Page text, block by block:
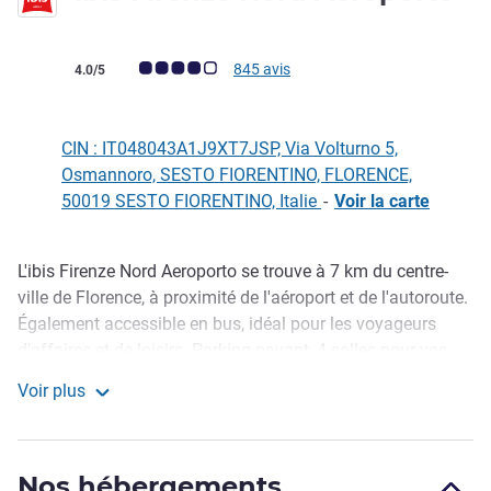
Note Avis clients (Note ALL)
4.0/5 845 avis
CIN : IT048043A1J9XT7JSP, Via Volturno 5,
Osmannoro, SESTO FIORENTINO, FLORENCE,
50019 SESTO FIORENTINO, Italie - Voir la carte
Description
L'ibis Firenze Nord Aeroporto se trouve à 7 km du centre-
ville de Florence, à proximité de l'aéroport et de l'autoroute.
Également accessible en bus, idéal pour les voyageurs
pour profiter d'excellents petits déjeuners, apéritifs et plats
CIR : 048043ALB0010
Voir plus